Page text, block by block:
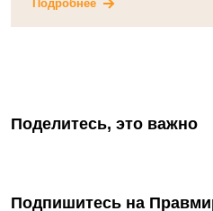
Подробнее
Поделитесь, это важно
Подпишитесь на